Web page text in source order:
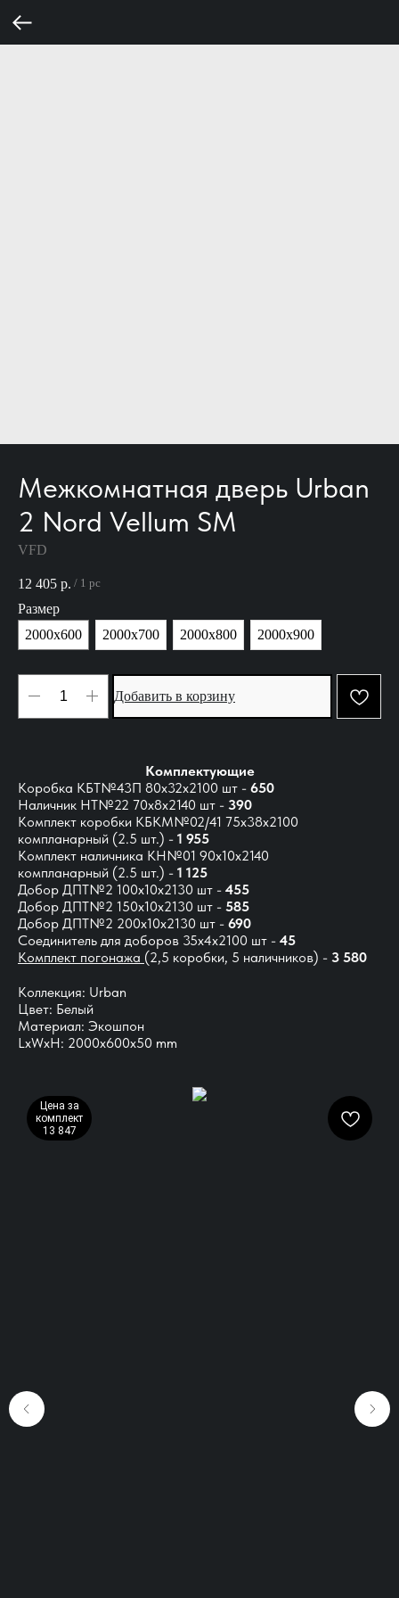
Межкомнатная дверь Urban
2 Nord Vellum SM
VFD
12 405 р. / 1 pc
Размер
2000х600
2000х700 2000х800 2000х900
Добавить в корзину
Комплектующие
Коробка КБТ№43П 80х32х2100 шт - 650
Наличник НТ№22 70х8х2140 шт - 390
Комплект коробки КБКМ№02/41 75х38х2100
компланарный (2.5 шт.) - 1 955
Комплект наличника КН№01 90х10х2140
компланарный (2.5 шт.) - 1 125
Добор ДПТ№2 100х10х2130 шт - 455
Добор ДПТ№2 150х10х2130 шт - 585
Добор ДПТ№2 200х10х2130 шт - 690
Соединитель для доборов 35х4х2100 шт - 45
Комплект погонажа (2,5 коробки, 5 наличников) - 3 580
Коллекция: Urban
Цвет: Белый
Материал: Экошпон
LxWxH: 2000x600x50 mm
Цена за
комплект
13 847